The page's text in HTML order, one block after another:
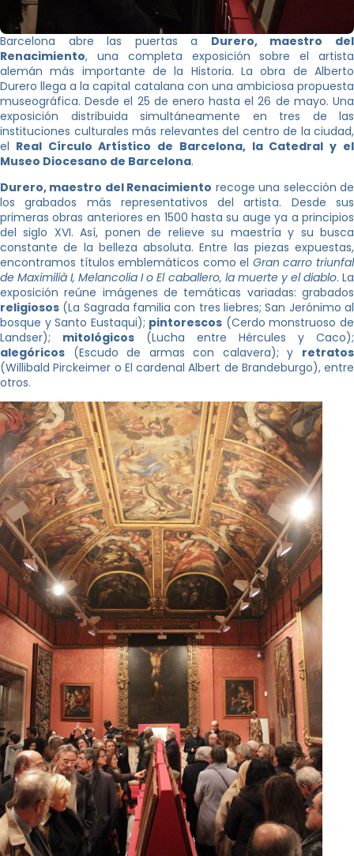
Barcelona abre las puertas a Durero, maestro del
Renacimiento, una completa exposición sobre el artista
alemán más importante de la Historia. La obra de Alberto
Durero llega a la capital catalana con una ambiciosa propuesta
museográfica. Desde el 25 de enero hasta el 26 de mayo. Una
exposición distribuida simultáneamente en tres de las
instituciones culturales más relevantes del centro de la ciudad,
el Real Círculo Artístico de Barcelona, la Catedral y el
Museo Diocesano de Barcelona.
Durero, maestro del Renacimiento recoge una selección de
los grabados más representativos del artista. Desde sus
primeras obras anteriores en 1500 hasta su auge ya a principios
del siglo XVI. Así, ponen de relieve su maestría y su busca
constante de la belleza absoluta. Entre las piezas expuestas,
encontramos títulos emblemáticos como el Gran carro triunfal
de Maximilià I, Melancolia I o El caballero, la muerte y el diablo. La
exposición reúne imágenes de temáticas variadas: grabados
religiosos (La Sagrada familia con tres liebres; San Jerónimo al
bosque y Santo Eustaqui); pintorescos (Cerdo monstruoso de
Landser); mitológicos (Lucha entre Hércules y Caco);
alegóricos (Escudo de armas con calavera); y retratos
(Willibald Pirckeimer o El cardenal Albert de Brandeburgo), entre
otros.